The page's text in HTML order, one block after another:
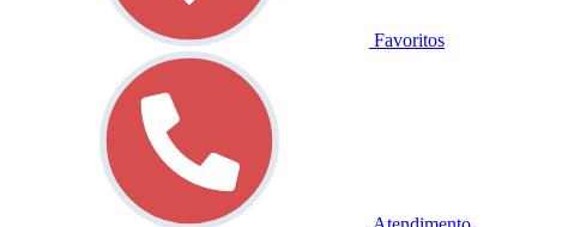
Favoritos